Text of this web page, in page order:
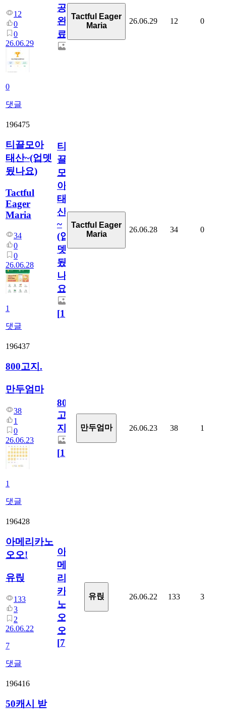
12
0
0
26.06.29
0
댓글
공
완
료
Tactful Eager
Maria
26.06.29 12 0
196475
티끌모아
태산~(업뎃
됬나요)
Tactful
Eager
Maria
34
0
0
26.06.28
1
댓글
티
끌
모
아
태
산
~
(업
뎃
됬
나
요)
[1]
Tactful Eager
Maria
26.06.28 34 0
196437
800고지.
만두엄마
38
1
0
26.06.23
1
댓글
800
고
지.
[1]
만두엄마 26.06.23 38 1
196428
아메리카노
오오!
유릱
133
3
2
26.06.22
7
댓글
아
메
리
카
노
오
오!
[7]
유릱 26.06.22 133 3
196416
50캐시 받